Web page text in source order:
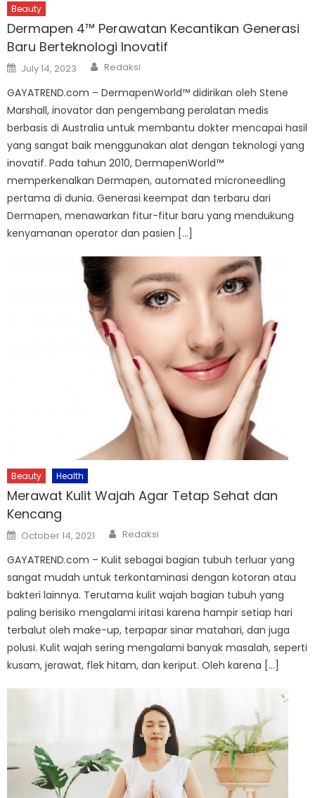
Beauty
Dermapen 4™ Perawatan Kecantikan Generasi
Baru Berteknologi Inovatif
Posted
on
July 14, 2023 Author
Redaksi
GAYATREND.com – DermapenWorld™ didirikan oleh Stene
Marshall, inovator dan pengembang peralatan medis
berbasis di Australia untuk membantu dokter mencapai hasil
yang sangat baik menggunakan alat dengan teknologi yang
inovatif. Pada tahun 2010, DermapenWorld™
memperkenalkan Dermapen, automated microneedling
pertama di dunia. Generasi keempat dan terbaru dari
Dermapen, menawarkan fitur-fitur baru yang mendukung
kenyamanan operator dan pasien […]
Beauty Health
Merawat Kulit Wajah Agar Tetap Sehat dan
Kencang
Posted
on
October 14, 2021 Author
Redaksi
GAYATREND.com – Kulit sebagai bagian tubuh terluar yang
sangat mudah untuk terkontaminasi dengan kotoran atau
bakteri lainnya. Terutama kulit wajah bagian tubuh yang
paling berisiko mengalami iritasi karena hampir setiap hari
terbalut oleh make-up, terpapar sinar matahari, dan juga
polusi. Kulit wajah sering mengalami banyak masalah, seperti
kusam, jerawat, flek hitam, dan keriput. Oleh karena […]